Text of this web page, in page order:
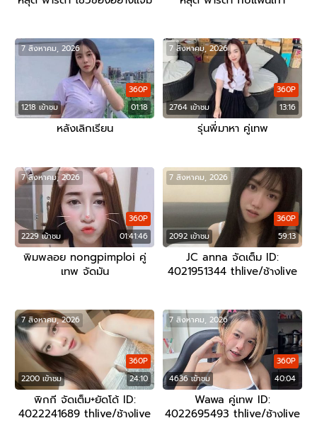
1218 เข้าชม 01:18
360P
7 สิงหาคม, 2026
หลังเลิกเรียน
2764 เข้าชม 13:16
360P
7 สิงหาคม, 2026
รุ่นพี่มาหา คู่เทพ
2229 เข้าชม 01:41:46
360P
7 สิงหาคม, 2026
พิมพลอย nongpimploi คู่
เทพ จัดมัน
2092 เข้าชม 59:13
360P
7 สิงหาคม, 2026
JC anna จัดเต็ม ID:
4021951344 thlive/ช้างlive
2200 เข้าชม 24:10
360P
7 สิงหาคม, 2026
พิกกี จัดเต็ม+ยัดโด้ ID:
4022241689 thlive/ช้างlive
4636 เข้าชม 40:04
360P
7 สิงหาคม, 2026
Wawa คู่เทพ ID:
4022695493 thlive/ช้างlive